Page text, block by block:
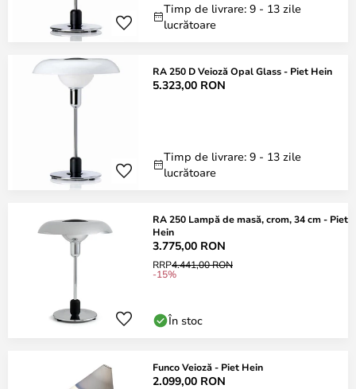
Timp de livrare: 9 - 13 zile
lucrătoare
RA 250 D Veioză Opal Glass - Piet Hein
5.323,00 RON
Timp de livrare: 9 - 13 zile
lucrătoare
RA 250 Lampă de masă, crom, 34 cm - Piet
Hein
3.775,00 RON
RRP4.441,00 RON
-15%
În stoc
Funco Veioză - Piet Hein
2.099,00 RON